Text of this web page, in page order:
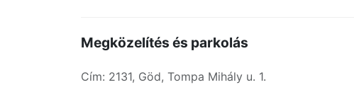
Megközelítés és parkolás
Cím: 2131, Göd, Tompa Mihály u. 1.